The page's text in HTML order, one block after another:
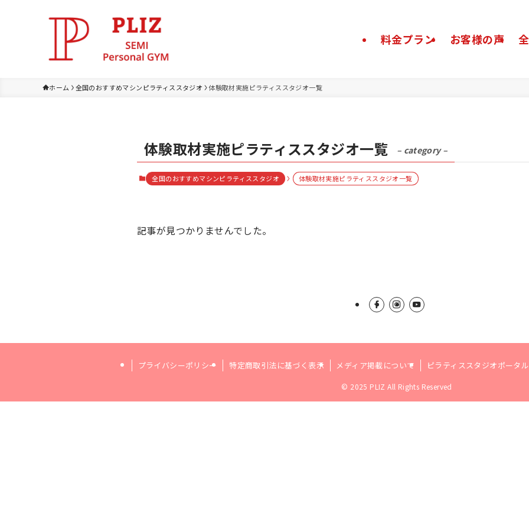
料金プラン お客様の声
ホーム 全国のおすすめマシンピラティススタジオ 体験取材実施ピラティススタジオ一覧
体験取材実施ピラティススタジオ一覧 – category –
全国のおすすめマシンピラティススタジオ 体験取材実施ピラティススタジオ一覧
記事が見つかりませんでした。
プライバシーポリシー 特定商取引法に基づく表示 メディア掲載について ピラティススタジオポータ
© 2025 PLIZ All Rights Reserved